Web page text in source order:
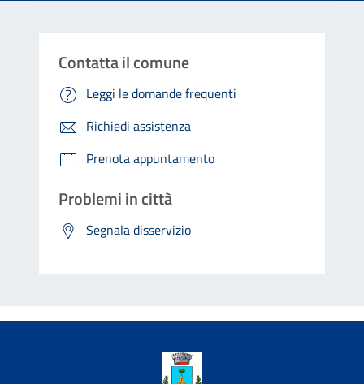
Contatta il comune
Leggi le domande frequenti
Richiedi assistenza
Prenota appuntamento
Problemi in città
Segnala disservizio